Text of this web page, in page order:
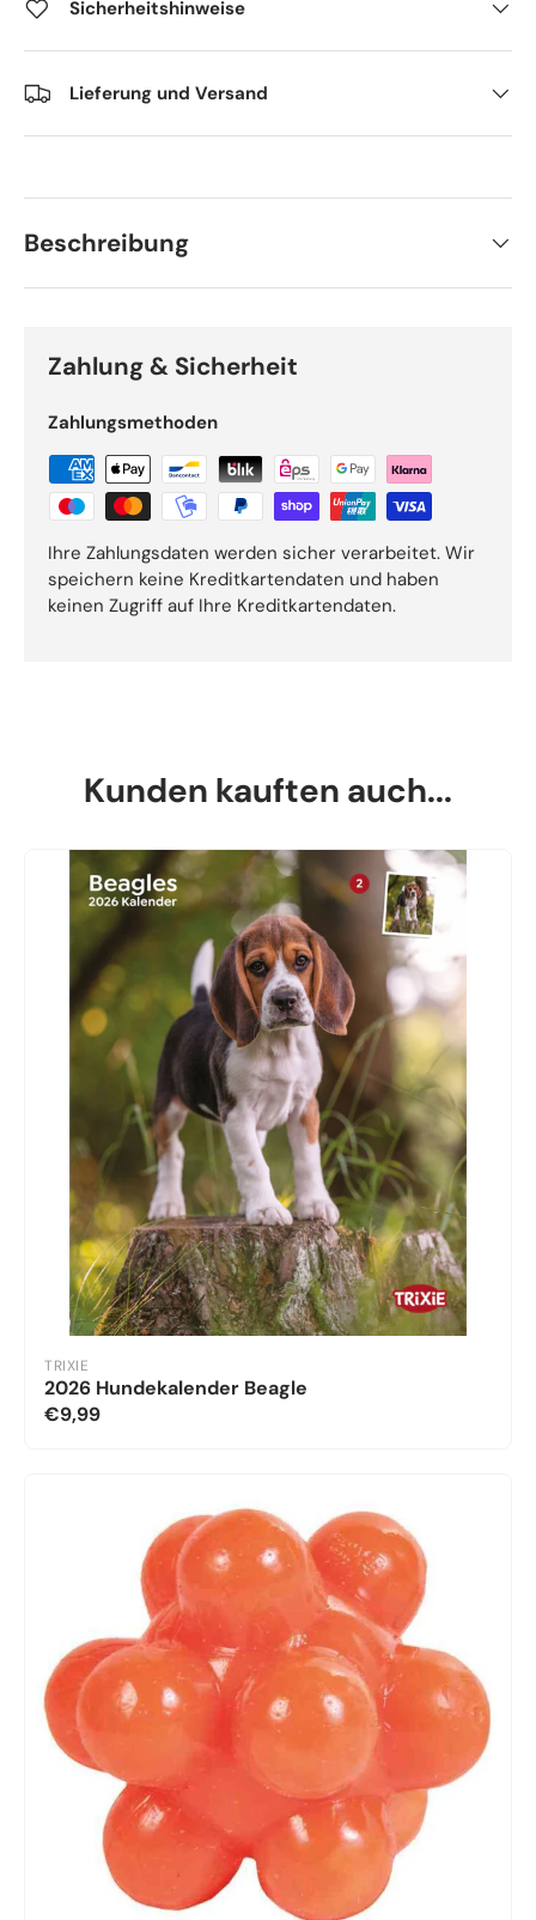
Sicherheitshinweise
Lieferung und Versand
Beschreibung
Zahlung & Sicherheit
Zahlungsmethoden
Ihre Zahlungsdaten werden sicher verarbeitet. Wir
speichern keine Kreditkartendaten und haben
keinen Zugriff auf Ihre Kreditkartendaten.
Kunden kauften auch...
TRIXIE
2026 Hundekalender Beagle
€9,99